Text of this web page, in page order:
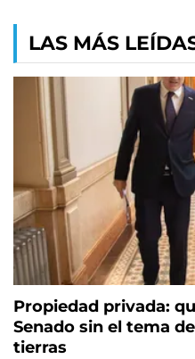
LAS MÁS
Propiedad privada:
Senado sin el tema
tierras